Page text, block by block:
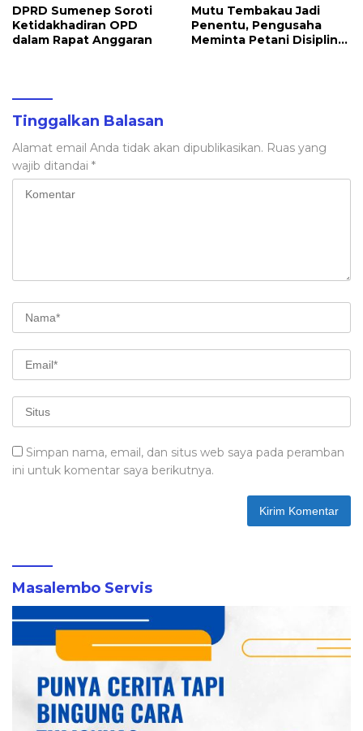
DPRD Sumenep Soroti
Ketidakhadiran OPD
dalam Rapat Anggaran
Mutu Tembakau Jadi
Penentu, Pengusaha
Meminta Petani Disiplin
Tinggalkan Balasan
Alamat email Anda tidak akan dipublikasikan. Ruas yang
wajib ditandai *
Simpan nama, email, dan situs web saya pada peramban
ini untuk komentar saya berikutnya.
Masalembo Servis